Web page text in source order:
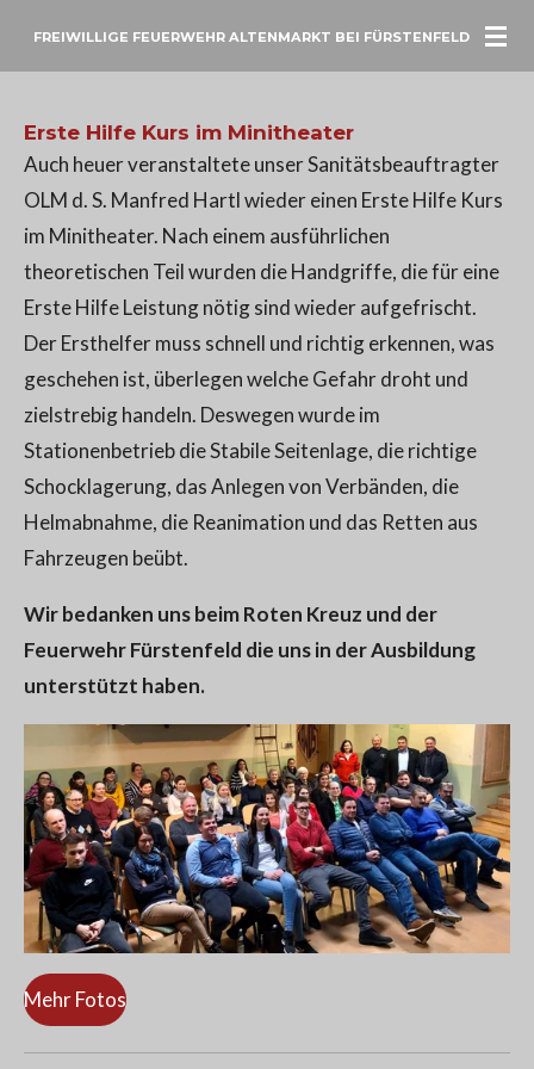
ZumFREIWILLIGE FEUERWEHR ALTENMARKT BEI FÜRSTENFELD
Erste Hilfe Kurs im Minitheater
Auch heuer veranstaltete unser Sanitätsbeauftragter
OLM d. S. Manfred Hartl wieder einen Erste Hilfe Kurs
im Minitheater. Nach einem ausführlichen
theoretischen Teil wurden die Handgriffe, die für eine
Erste Hilfe Leistung nötig sind wieder aufgefrischt.
Der Ersthelfer muss schnell und richtig erkennen, was
geschehen ist, überlegen welche Gefahr droht und
zielstrebig handeln. Deswegen wurde im
Stationenbetrieb die Stabile Seitenlage, die richtige
Schocklagerung, das Anlegen von Verbänden, die
Helmabnahme, die Reanimation und das Retten aus
Fahrzeugen beübt.
Wir bedanken uns beim Roten Kreuz und der
Feuerwehr Fürstenfeld die uns in der Ausbildung
unterstützt haben.
Mehr Fotos